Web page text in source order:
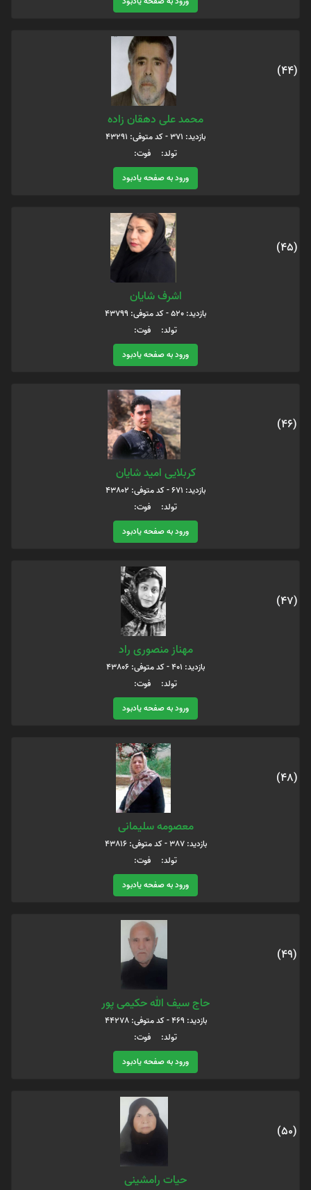
(44)
محمد علی دهقان زاده
بازدید: 371 - کد متوفی: 43291
تولد: فوت:
ورود به صفحه یادبود
(45)
اشرف شایان
بازدید: 520 - کد متوفی: 43799
تولد: فوت:
ورود به صفحه یادبود
(46)
کربلایی امید شایان
بازدید: 671 - کد متوفی: 43802
تولد: فوت:
ورود به صفحه یادبود
(47)
مهناز منصوری راد
بازدید: 401 - کد متوفی: 43806
تولد: فوت:
ورود به صفحه یادبود
(48)
معصومه سلیمانی
بازدید: 387 - کد متوفی: 43816
تولد: فوت:
ورود به صفحه یادبود
(49)
حاج سیف الله حکیمی پور
بازدید: 469 - کد متوفی: 44278
تولد: فوت:
ورود به صفحه یادبود
(50)
حیات رامشینی